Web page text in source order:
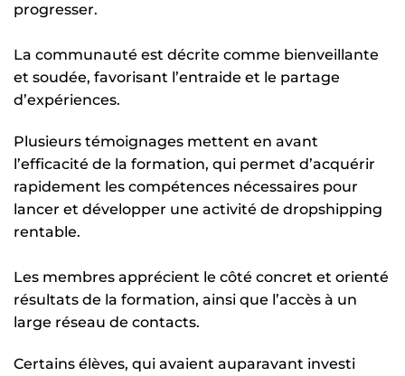
progresser.
La communauté est décrite comme bienveillante
et soudée, favorisant l’entraide et le partage
d’expériences.
Plusieurs témoignages mettent en avant
l’efficacité de la formation, qui permet d’acquérir
rapidement les compétences nécessaires pour
lancer et développer une activité de dropshipping
rentable.
Les membres apprécient le côté concret et orienté
résultats de la formation, ainsi que l’accès à un
large réseau de contacts.
Certains élèves, qui avaient auparavant investi